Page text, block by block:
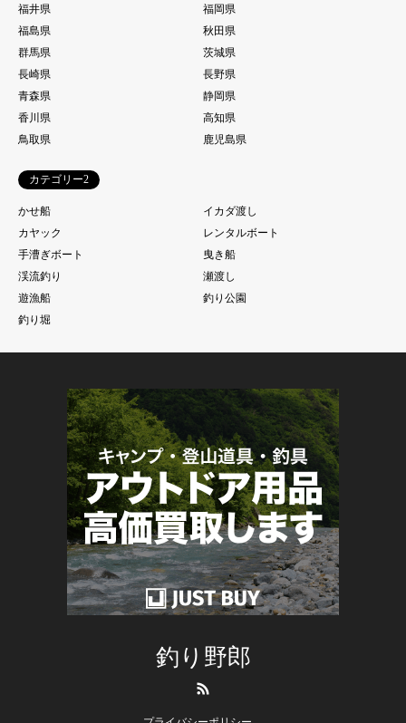
福井県
福岡県
福島県
秋田県
群馬県
茨城県
長崎県
長野県
青森県
静岡県
香川県
高知県
鳥取県
鹿児島県
カテゴリー2
かせ船
イカダ渡し
カヤック
レンタルボート
手漕ぎボート
曳き船
渓流釣り
瀬渡し
遊漁船
釣り公園
釣り堀
釣り野郎